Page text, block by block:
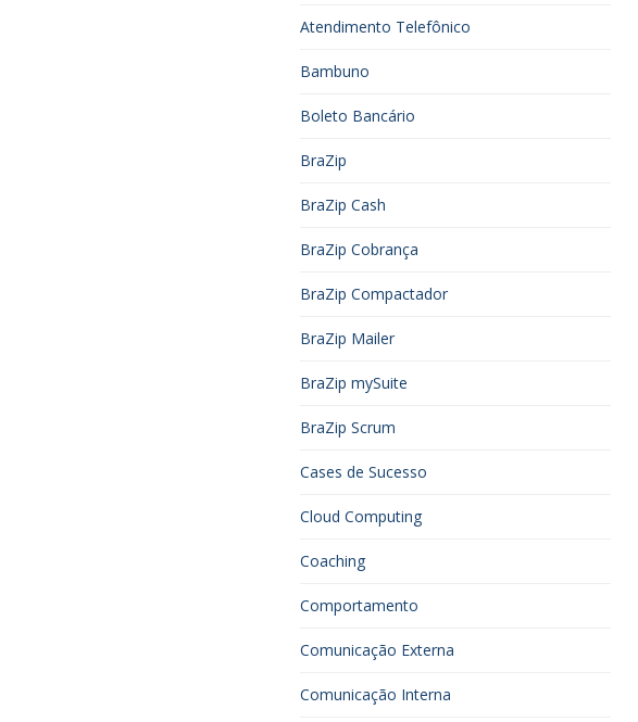
Atendimento Telefônico
Bambuno
Boleto Bancário
BraZip
BraZip Cash
BraZip Cobrança
BraZip Compactador
BraZip Mailer
BraZip mySuite
BraZip Scrum
Cases de Sucesso
Cloud Computing
Coaching
Comportamento
Comunicação Externa
Comunicação Interna